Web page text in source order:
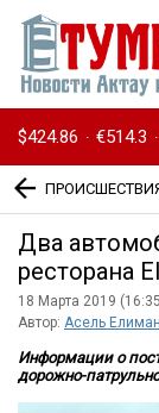
$424.86 · €514.3 ·
Два
ресторана
18 Марта 2019
Автор: Асель
Информации о
дорожно-